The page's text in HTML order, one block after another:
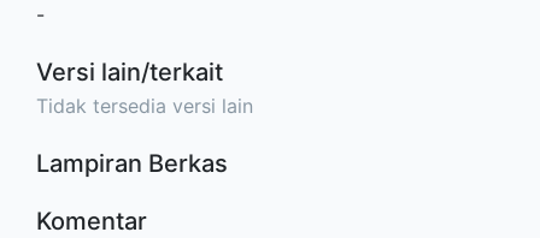
-
Versi lain/terkait
Tidak tersedia versi lain
Lampiran Berkas
Komentar